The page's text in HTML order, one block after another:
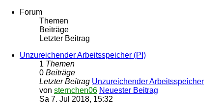
Forum
Themen
Beiträge
Letzter Beitrag
Unzureichender Arbeitsspeicher (PI)
1 Themen
0 Beiträge
Letzter Beitrag Unzureichender Arbeitsspeicher
von sternchen06 Neuester Beitrag
Sa 7. Jul 2018, 15:32